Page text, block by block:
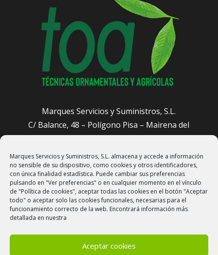
Marques Servicios y Suministros, S.L. almacena y accede a información
no sensible de su dispositivo, como cookies y otros identificadores,
con única finalidad estadística. Puede cambiar sus preferencias
pulsando en "Ver preferencias" o en cualquier momento en el vínculo
de "Política de cookies", aceptar todas las cookies en el botón "Aceptar
todo" o aceptar solo las cookies funcionales, necesarias para el
funcionamiento correcto de la web. Encontrará información más
detallada en nuestra
Aceptar cookies
Marques Servicios y Suministros, S.L.
C/ Balance, 48 – Polígono Pisa – Mairena del
Aljarafe (Sevilla)
administracion@sevillajardineros.com
658 905 601